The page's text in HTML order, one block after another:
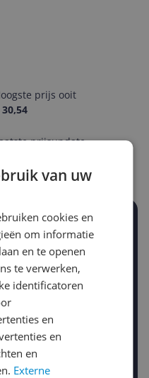
prijs ooit
prijsupdate
prijsdaling
zakt
Gewenste prijs
€
van uw
cookies en
om informatie
en te openen
te verwerken,
identificatoren
en
en
en
Externe